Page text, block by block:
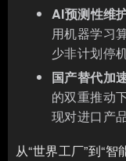
AI预测性维
用机器学习
少非计划停
国产替代加
的双重推动
现对进口产
从“世界工厂”到“